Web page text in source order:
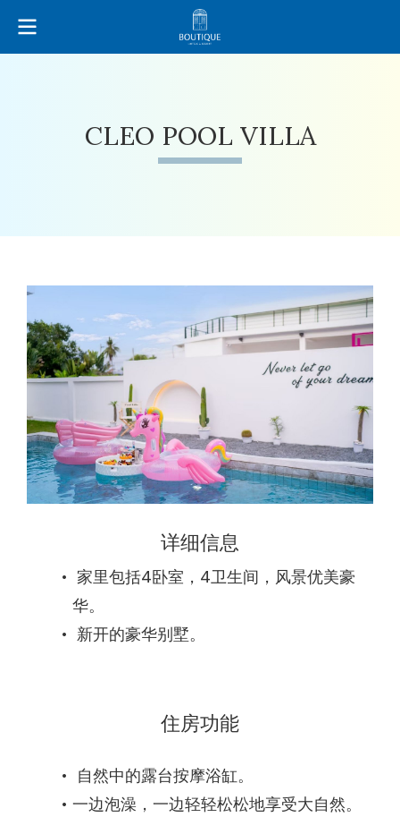
CLEO POOL VILLA
详细信息
家里包括4卧室，4卫生间，风景优美豪
华。
新开的豪华别墅。
住房功能
自然中的露台按摩浴缸。
一边泡澡，一边轻轻松松地享受大自然。